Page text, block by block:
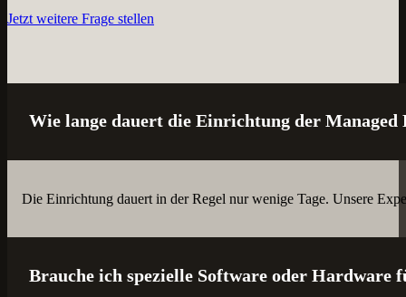
Jetzt weitere Frage stellen
Wie lange dauert die Einrichtung der
Die Einrichtung dauert in der Regel nur wenige Tage. Unsere
Brauche ich spezielle Software oder Hardware